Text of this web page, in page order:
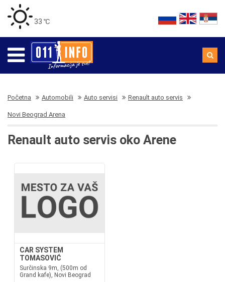
33 ℃
Početna Automobili Auto servisi Renault auto servis
Novi Beograd Arena
Renault auto servis oko Arene
CAR SYSTEM
TOMASOVIĆ
Surčinska 9m, (500m od
Grand kafe), Novi Beograd